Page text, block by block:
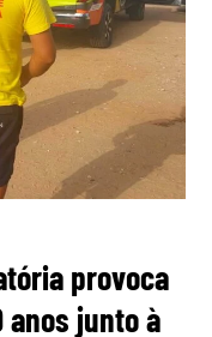
provoca
anos junto à